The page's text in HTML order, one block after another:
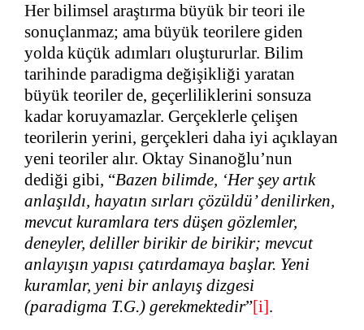
Her bilimsel araştırma büyük bir teori ile
sonuçlanmaz; ama büyük teorilere giden
yolda küçük adımları oluştururlar. Bilim
tarihinde paradigma değişikliği yaratan
büyük teoriler de, geçerliliklerini sonsuza
kadar koruyamazlar. Gerçeklerle çelişen
teorilerin yerini, gerçekleri daha iyi açıklayan
yeni teoriler alır. Oktay Sinanoğlu’nun
dediği gibi, “Bazen bilimde, ‘Her şey artık
anlaşıldı, hayatın sırları çözüldü’ denilirken,
mevcut kuramlara ters düşen gözlemler,
deneyler, deliller birikir de birikir; mevcut
anlayışın yapısı çatırdamaya başlar. Yeni
kuramlar, yeni bir anlayış dizgesi
(paradigma T.G.) gerekmektedir”[i].